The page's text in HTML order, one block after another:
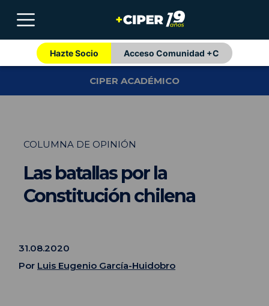
Hazte Socio Acceso Comunidad +C
CIPER ACADÉMICO
COLUMNA DE OPINIÓN
Las batallas por la
Constitución chilena
31.08.2020
Por Luis Eugenio García-Huidobro